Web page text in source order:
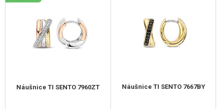
Náušnice TI SENTO 7960ZT Náušnice TI SENTO 7667BY